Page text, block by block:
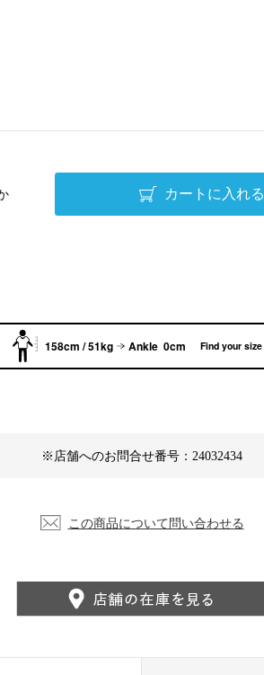
※店舗へのお問合せ番号：24032434
158cm / 51kg Ankle 0cm Find your size
カートに入れる
この商品について問い合わせる